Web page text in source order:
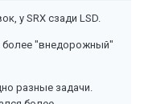
у SRX сзади LSD.
более "внедорожный"
разные задачи.